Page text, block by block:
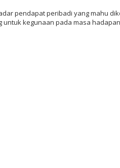
pendapat peribadi yang mahu
untuk kegunaan pada masa